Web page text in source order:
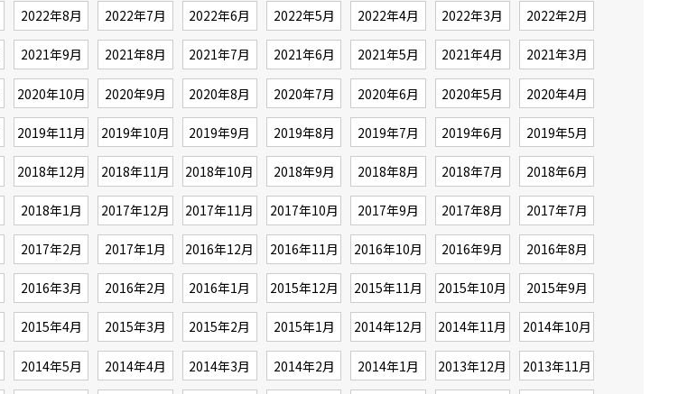
2022年8月 2022年7月 2022年6月 2022年5月 2022年4月 2022年3月 2022年2月
2021年9月 2021年8月 2021年7月 2021年6月 2021年5月 2021年4月 2021年3月
2020年10月 2020年9月 2020年8月 2020年7月 2020年6月 2020年5月 2020年4月
2019年11月 2019年10月 2019年9月 2019年8月 2019年7月 2019年6月 2019年5月
2018年12月 2018年11月 2018年10月 2018年9月 2018年8月 2018年7月 2018年6月
2018年1月 2017年12月 2017年11月 2017年10月 2017年9月 2017年8月 2017年7月
2017年2月 2017年1月 2016年12月 2016年11月 2016年10月 2016年9月 2016年8月
2016年3月 2016年2月 2016年1月 2015年12月 2015年11月 2015年10月 2015年9月
2015年4月 2015年3月 2015年2月 2015年1月 2014年12月 2014年11月 2014年10月
2014年5月 2014年4月 2014年3月 2014年2月 2014年1月 2013年12月 2013年11月